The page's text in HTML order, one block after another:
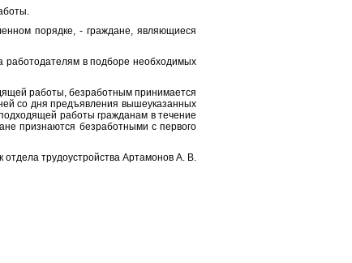
порядке, - граждане, являющиеся
работодателям в подборе необходимых
работы, безработным принимается
со дня предъявления вышеуказанных
работы гражданам в течение
признаются безработными с первого
отдела трудоустройства Артамонов А. В.